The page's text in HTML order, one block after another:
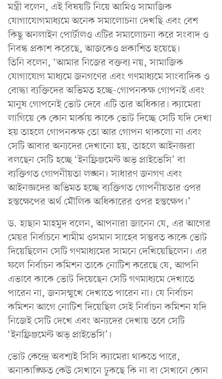
মন্ত্রী বলেন, এই বিষয়টি নিয়ে আমিও সামাজিক
যোগাযোগমাধ্যমে অনেক সমালোচনা দেখছি এবং বেশ
কিছু অনলাইন পোর্টালও এটির সমালোচনা করে সংবাদ ও
নিবন্ধ প্রকাশ করেছে, আজকেও প্রকাশিত হয়েছে।
তিনি বলেন, ‘আমার নিজের বক্তব্য নয়, সামাজিক
যোগাযোগ মাধ্যমে জনগণের এবং গণমাধ্যমে সাংবাদিক ও
বোদ্ধা ব্যক্তিদের অভিমত হচ্ছে-গোপনকক্ষ গোপনই এবং
মানুষ গোপনেই ভোট দেবে এটি তার অধিকার। ক্যামেরা
লাগিয়ে কে কোন মার্কায় কাকে ভোট দিচ্ছে সেটি যদি দেখা
হয় তাহলে গোপনকক্ষ তো আর গোপন থাকলো না এবং
সেটি আবার অন্যদের দেখানো হয়, তাহলে আইনজ্ঞরা
বলছেন সেটি হচ্ছে ‘ইনফ্রিঞ্জমেন্ট অভ্ প্রাইভেসি’ বা
ব্যক্তিগত গোপনীয়তা লঙ্ঘন। সাধারণ জনগণ এবং
আইনজ্ঞদের অভিমত হচ্ছে ব্যক্তিগত গোপনীয়তার ওপর
হস্তক্ষেপের অর্থ মৌলিক অধিকারের ওপর হস্তক্ষেপ।’
ড. হাছান মাহমুদ বলেন, আপনারা জানেন যে, এর আগের
মেয়র নির্বাচনে শামীম ওসমান সাহেব সম্ভবত কাকে ভোট
দিয়েছিলেন সেটি গণমাধ্যমের সামনে দেখিয়েছিলেন। এর
ফলে নির্বাচন কমিশন তাকে নোটিশ করেছে যে, আপনি
এভাবে কাকে ভোট দিয়েছেন সেটি গণমাধ্যমে দেখাতে
পারেন না, জনসম্মুখে দেখাতে পারেন না। যে নির্বাচন
কমিশন আগে নোটিশ দিয়েছিল সেই নির্বাচন কমিশন যদি
নিজেই সেটি দেখে এবং অন্যদের দেখায় তবে সেটি
‘ইনফ্রিঞ্জমেন্ট অভ্ প্রাইভেসি’।
ভোট কেন্দ্রে অবশ্যই সিসি ক্যামেরা থাকতে পারে,
অনাকাঙ্ক্ষিত কেউ সেখানে ঢুকছে কি না বা সেখানে কোন